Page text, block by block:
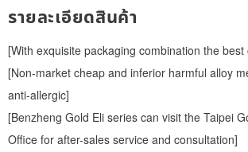
รายละเอียดสินค้า
[With exquisite packaging combination the
[Non-market cheap and inferior harmful alloy
anti-allergic]
[Benzheng Gold Eli series can visit the Taipei
Office for after-sales service and consultation]